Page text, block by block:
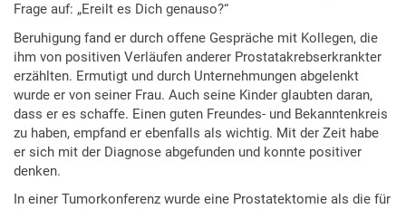
Frage auf: „Ereilt es Dich genauso?“
Beruhigung fand er durch offene Gespräche mit Kollegen, die
ihm von positiven Verläufen anderer Prostatakrebserkrankter
erzählten. Ermutigt und durch Unternehmungen abgelenkt
wurde er von seiner Frau. Auch seine Kinder glaubten daran,
dass er es schaffe. Einen guten Freundes- und Bekanntenkreis
zu haben, empfand er ebenfalls als wichtig. Mit der Zeit habe
er sich mit der Diagnose abgefunden und konnte positiver
denken.
In einer Tumorkonferenz wurde eine Prostatektomie als die für